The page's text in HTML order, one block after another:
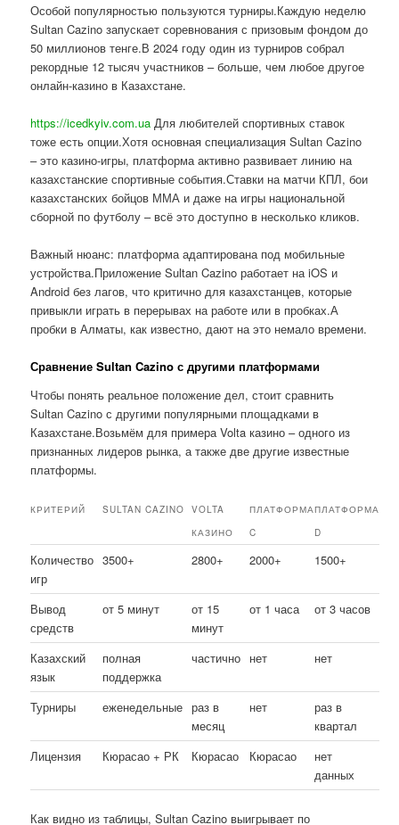
Особой популярностью пользуются турниры.Каждую неделю
Sultan Cazino запускает соревнования с призовым фондом до
50 миллионов тенге.В 2024 году один из турниров собрал
рекордные 12 тысяч участников – больше, чем любое другое
онлайн-казино в Казахстане.
https://icedkyiv.com.ua Для любителей спортивных ставок
тоже есть опции.Хотя основная специализация Sultan Cazino
– это казино-игры, платформа активно развивает линию на
казахстанские спортивные события.Ставки на матчи КПЛ, бои
казахстанских бойцов ММА и даже на игры национальной
сборной по футболу – всё это доступно в несколько кликов.
Важный нюанс: платформа адаптирована под мобильные
устройства.Приложение Sultan Cazino работает на iOS и
Android без лагов, что критично для казахстанцев, которые
привыкли играть в перерывах на работе или в пробках.А
пробки в Алматы, как известно, дают на это немало времени.
Сравнение Sultan Cazino с другими платформами
Чтобы понять реальное положение дел, стоит сравнить
Sultan Cazino с другими популярными площадками в
Казахстане.Возьмём для примера Volta казино – одного из
признанных лидеров рынка, а также две другие известные
платформы.
КРИТЕРИЙ SULTAN CAZINO
VOLTA
КАЗИНО
ПЛАТФОРМА
C
ПЛАТФОРМА
D
Количество
игр
3500+ 2800+ 2000+ 1500+
Вывод
средств
от 5 минут
от 15
минут
от 1 часа от 3 часов
Казахский
язык
полная
поддержка
частично нет нет
Турниры еженедельные раз в
месяц
нет
раз в
квартал
Лицензия
Кюрасао + РК Кюрасао Кюрасао
нет
данных
Как видно из таблицы, Sultan Cazino выигрывает по